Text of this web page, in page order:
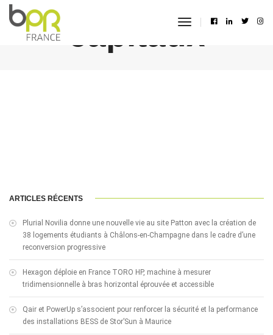
toggle
capitaux
ARTICLES RÉCENTS
Plurial Novilia donne une nouvelle vie au site Patton avec la création de
38 logements étudiants à Châlons-en-Champagne dans le cadre d’une
reconversion progressive
Hexagon déploie en France TORO HP, machine à mesurer
tridimensionnelle à bras horizontal éprouvée et accessible
Qair et PowerUp s’associent pour renforcer la sécurité et la performance
des installations BESS de Stor’Sun à Maurice